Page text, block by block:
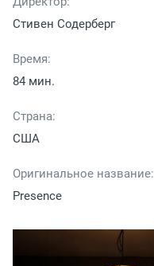
Стивен Содерберг
Время:
84 мин.
Страна:
США
Оригинальное название:
Presence